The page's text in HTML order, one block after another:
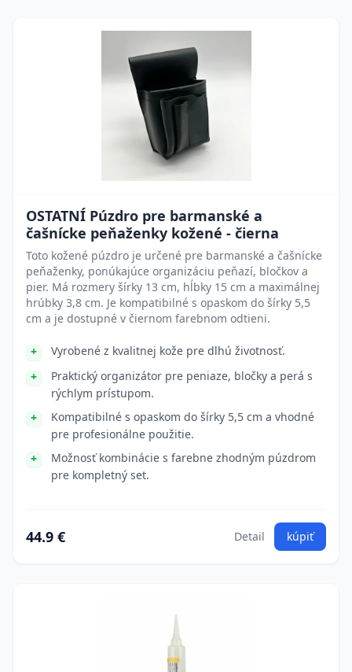
OSTATNÍ Púzdro pre barmanské a
čašnícke peňaženky kožené - čierna
Toto kožené púzdro je určené pre barmanské a čašnícke
peňaženky, ponúkajúce organizáciu peňazí, bločkov a
pier. Má rozmery šírky 13 cm, hĺbky 15 cm a maximálnej
hrúbky 3,8 cm. Je kompatibilné s opaskom do šírky 5,5
cm a je dostupné v čiernom farebnom odtieni.
Vyrobené z kvalitnej kože pre dlhú životnosť.
Praktický organizátor pre peniaze, bločky a perá s
rýchlym prístupom.
Kompatibilné s opaskom do šírky 5,5 cm a vhodné
pre profesionálne použitie.
Možnosť kombinácie s farebne zhodným púzdrom
pre kompletný set.
44.9 € Detail kúpiť